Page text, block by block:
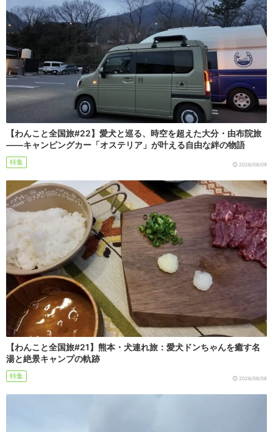
【わんこと全国旅#22】愛犬と巡る、時空を超えた大分・由布院旅
――キャンピングカー「オステリア」が叶える自由な絆の物語
特集 2026/08/09
【わんこと全国旅#21】熊本・犬連れ旅：愛犬ドンちゃんを癒す名
湯と絶景キャンプの軌跡
特集 2026/08/08